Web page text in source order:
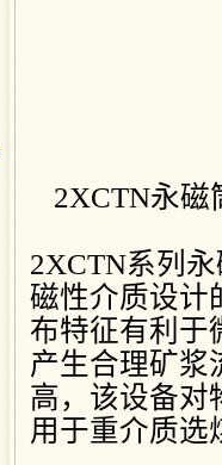
2XCTN永磁
2XCTN系列
磁性介质设计
布特征有利于
产生合理矿浆
高，该设备对
用于重介质选